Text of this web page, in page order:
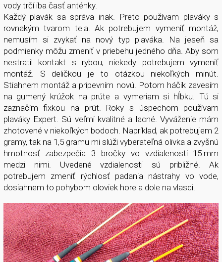
vody trčí iba časť anténky.
Každý plavák sa správa inak. Preto používam plaváky s
rovnakým tvarom tela. Ak potrebujem vymeniť montáž,
nemusím si zvykať na nový typ plaváka. Na jeseň sa
podmienky môžu zmeniť v priebehu jedného dňa. Aby som
nestratil kontakt s rybou, niekedy potrebujem vymeniť
montáž. S deličkou je to otázkou niekoľkých minút.
Stiahnem montáž a pripevním novú. Potom háčik zavesím
na gumený krúžok na prúte a vymeriam si hĺbku. Tú si
zaznačím fixkou na prút. Roky s úspechom používam
plaváky Expert. Sú veľmi kvalitné a lacné. Vyváženie mám
zhotovené v niekoľkých bodoch. Napríklad, ak potrebujem 2
gramy, tak na 1,5 gramu mi slúži vyberateľná olivka a zvyšnú
hmotnosť zabezpečia 3 bročky vo vzdialenosti 15 mm
medzi nimi. Uvedené vzdialenosti sú približné. Ak
potrebujem zmeniť rýchlosť padania nástrahy vo vode,
dosiahnem to pohybom oloviek hore a dole na vlasci.